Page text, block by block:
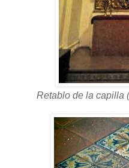
Retablo de la capilla